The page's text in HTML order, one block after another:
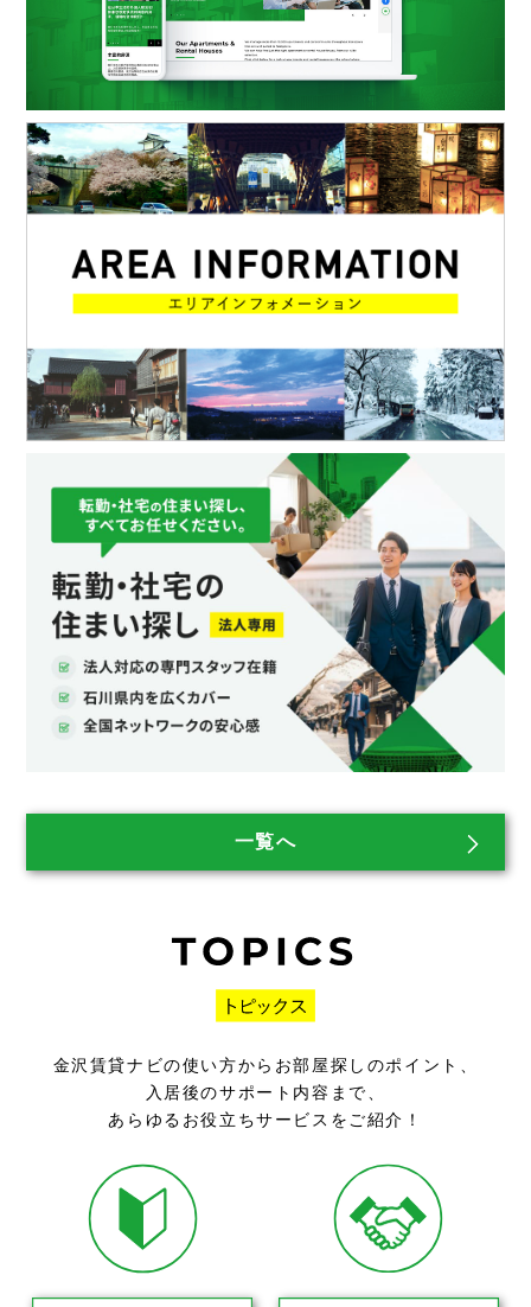
一覧へ
金沢賃貸ナビの使い方からお部屋探しのポイント、
入居後のサポート内容まで、
あらゆるお役立ちサービスをご紹介！